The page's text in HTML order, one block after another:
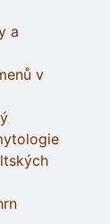
a
v